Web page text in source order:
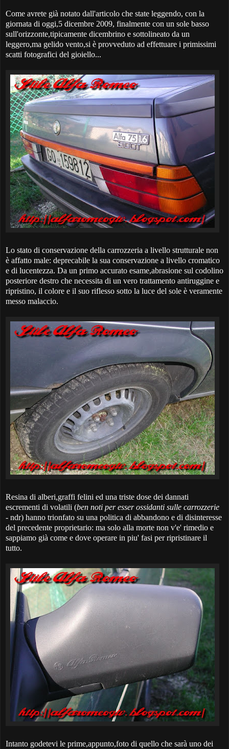
Come avrete già notato dall'articolo che state leggendo, con la
giornata di oggi,5 dicembre 2009, finalmente con un sole basso
sull'orizzonte,tipicamente dicembrino e sottolineato da un
leggero,ma gelido vento,si è provveduto ad effettuare i primissimi
scatti fotografici del gioiello...
Lo stato di conservazione della carrozzeria a livello strutturale non
è affatto male: deprecabile la sua conservazione a livello cromatico
e di lucentezza. Da un primo accurato esame,abrasione sul codolino
posteriore destro che necessita di un vero trattamento antiruggine e
ripristino, il colore e il suo riflesso sotto la luce del sole è veramente
messo malaccio.
Resina di alberi,graffi felini ed una triste dose dei dannati
escrementi di volatili (ben noti per esser ossidanti sulle carrozzerie
- ndr) hanno trionfato su una politica di abbandono e di disinteresse
del precedente proprietario: ma solo alla morte non v'e' rimedio e
sappiamo già come e dove operare in piu' fasi per ripristinare il
tutto.
Intanto godetevi le prime,appunto,foto di quello che sarà uno dei